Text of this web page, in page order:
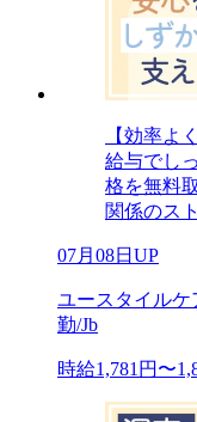
【効率よ
給与でし
格を無料
関係のス
07月08日UP
ユースタイルケ
勤/Jb
時給1,781円〜